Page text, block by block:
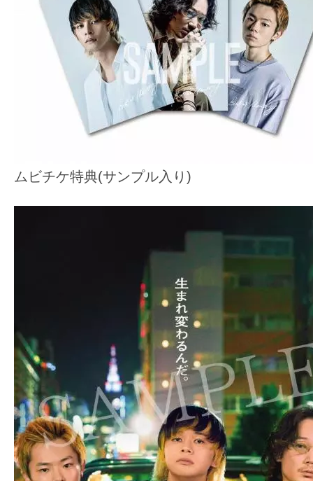
ムビチケ特典(サンプル入り)